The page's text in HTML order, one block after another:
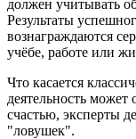
должен учитывать
Результаты
вознаграждаются
учёбе, работе или
Что касается
деятельность может
счастью, эксперты
"ловушек".